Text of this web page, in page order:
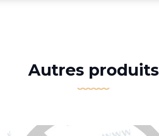
Autres produits